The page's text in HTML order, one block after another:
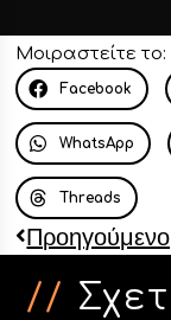
Μοιραστείτε το:
Facebook
WhatsApp
Threads
Προηγούμενο
//